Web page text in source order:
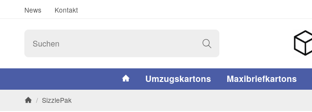
News Kontakt
#custom.linkHome#
Umzugskartons Maxibriefkartons
/ SizzlePak